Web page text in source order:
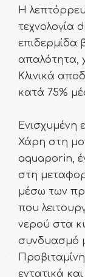
Η
τεχνολογία
επιδερμίδα
απαλότητα,
Κλινικά
κατά 75%
Ενισχυμένη
Χάρη στη
aquaporin,
στη
μέσω των
που
νερού στα
συνδυασμό
εντατικά